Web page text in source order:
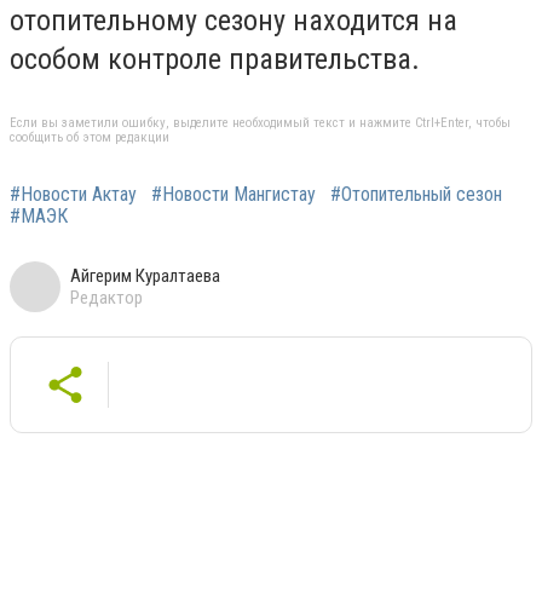
отопительному сезону находится на
особом контроле правительства.
Если вы заметили ошибку, выделите необходимый текст и нажмите Ctrl+Enter, чтобы
сообщить об этом редакции
#Новости Актау #Новости Мангистау
#Отопительный сезон
#МАЭК
Айгерим Куралтаева
Редактор